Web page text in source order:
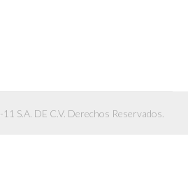
S.A. DE C.V. Derechos Reservados.